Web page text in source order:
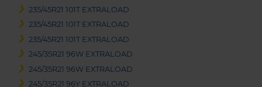
235/45R21 101T EXTRALOAD
235/45R21 101T EXTRALOAD
235/45R21 101T EXTRALOAD
245/35R21 96W EXTRALOAD
245/35R21 96W EXTRALOAD
245/35R21 96Y EXTRALOAD